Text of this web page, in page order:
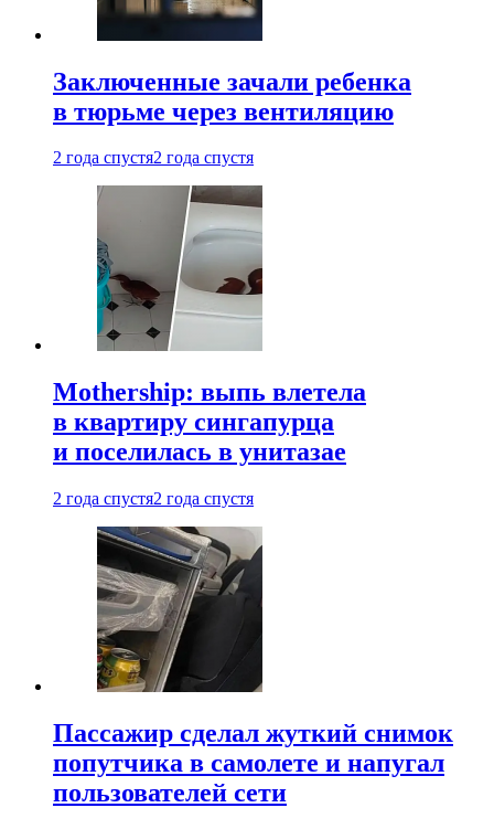
Заключенные зачали ребенка
в тюрьме через вентиляцию
2 года спустя2 года спустя
Mothership: выпь влетела
в квартиру сингапурца
и поселилась в унитазае
2 года спустя2 года спустя
Пассажир сделал жуткий снимок
попутчика в самолете и напугал
пользователей сети